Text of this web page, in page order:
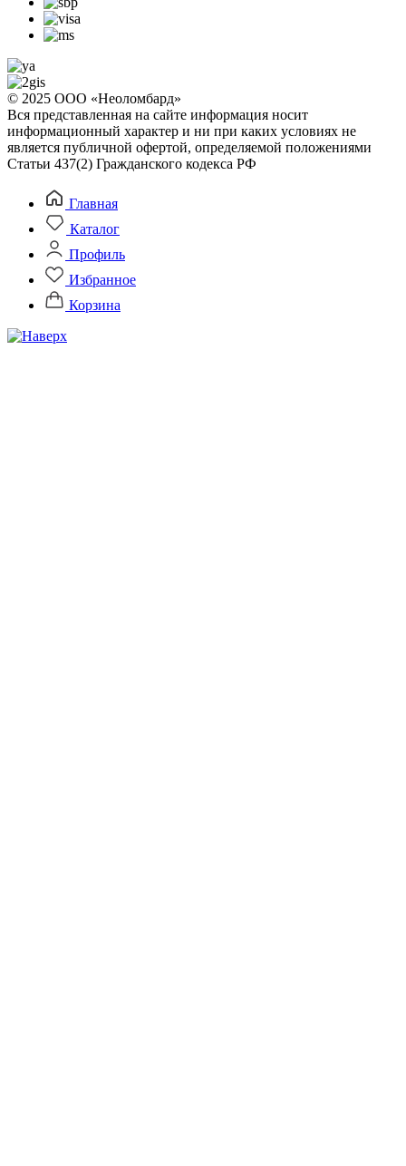
© 2025 ООО «Неоломбард»
Вся представленная на сайте информация носит
информационный характер и ни при каких условиях не
является публичной офертой, определяемой положениями
Статьи 437(2) Гражданского кодекса РФ
Главная
Каталог
Профиль
Избранное
Корзина